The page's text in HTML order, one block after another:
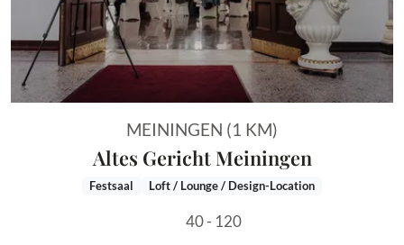
MEININGEN (1 KM)
Altes Gericht Meiningen
Festsaal Loft / Lounge / Design-Location
40 - 120